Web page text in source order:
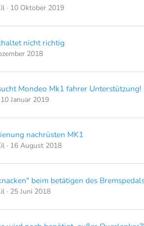
10 Oktober 2019
nicht richtig
2018
Mondeo Mk1 fahrer Unterstützung!
10 Januar 2019
nachrüsten MK1
16 August 2018
beim betätigen des
25 Juni 2018